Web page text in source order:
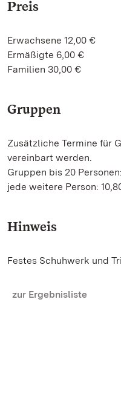
Preis
Erwachsene 12,00 €
Ermäßigte 6,00 €
Familien 30,00 €
Gruppen
Zusätzliche Termine für
vereinbart werden.
Gruppen bis 20
jede weitere Person:
Hinweis
Festes Schuhwerk und
zur Ergebnisliste